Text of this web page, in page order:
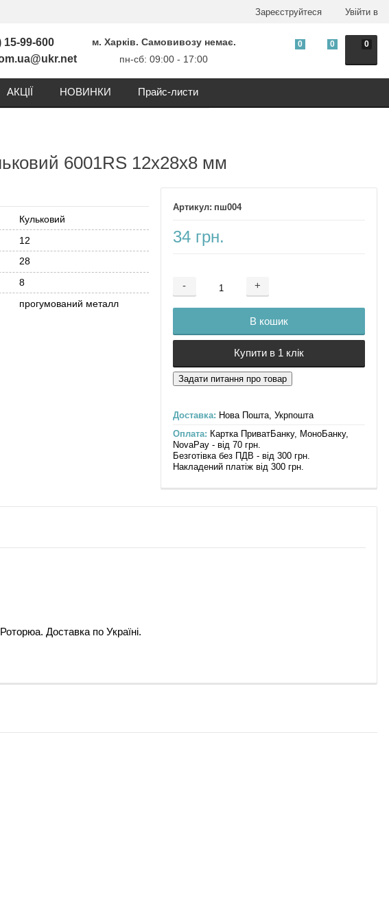
Зареєструйтеся Увійти в
15-99-600
м. Харків. Самовивозу немає.
пн-сб: 09:00 - 17:00
0
0 0
АКЦІЇ НОВИНКИ Прайс-листи
6001RS 12х28х8 мм
пш004
34 грн.
- +
Додається ...
В кошик
Доданий
Купити в 1 клік
Доставка: Нова Пошта, Укрпошта
Оплата: Картка ПриватБанку, МоноБанку,
NovaPay - від 70 грн.
Безготівка без ПДВ - від 300 грн.
Накладений платіж від 300 грн.
Кульковий
12
28
8
прогумований металл
Доставка по Україні.